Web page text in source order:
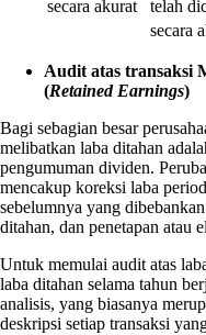
secara akurat
telah
secara
Audit atas transaksi
(Retained Earnings)
Bagi sebagian besar
melibatkan laba ditahan
pengumuman dividen.
mencakup koreksi laba
sebelumnya yang
ditahan, dan penetapan atau
Untuk memulai audit atas
laba ditahan selama tahun
analisis, yang biasanya
deskripsi setiap transaksi